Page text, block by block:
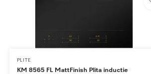
PLITE
KM 8565 FL MattFinish Plita inductie